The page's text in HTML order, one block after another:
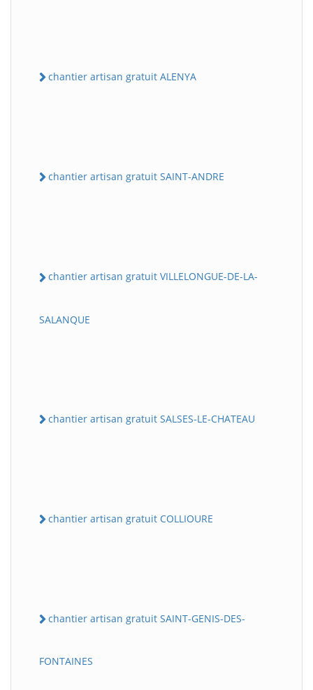
chantier artisan gratuit ALENYA
chantier artisan gratuit SAINT-ANDRE
chantier artisan gratuit VILLELONGUE-DE-LA-
SALANQUE
chantier artisan gratuit SALSES-LE-CHATEAU
chantier artisan gratuit COLLIOURE
chantier artisan gratuit SAINT-GENIS-DES-
FONTAINES